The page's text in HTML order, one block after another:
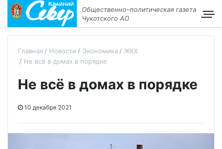
Общественно–политическая газета
Чукотского АО
Главная Новости Экономика
ЖКХ
Не всё в домах в порядке
Не всё в домах в порядке
10 декабря 2021